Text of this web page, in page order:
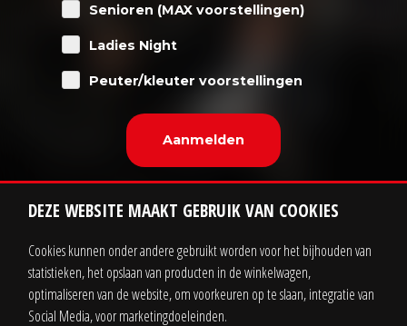
Senioren (MAX voorstellingen)
Ladies Night
Peuter/kleuter voorstellingen
Contact Zakelijk
DEZE WEBSITE MAAKT GEBRUIK VAN COOKIES
Cookies kunnen onder andere gebruikt worden voor het bijhouden van
statistieken, het opslaan van producten in de winkelwagen,
optimaliseren van de website, om voorkeuren op te slaan, integratie van
Social Media, voor marketingdoeleinden.